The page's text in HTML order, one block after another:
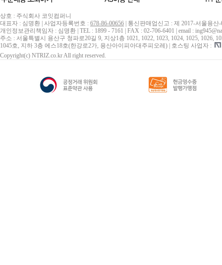
상호 : 주식회사 코잇컴퍼니
대표자 : 심명환 | 사업자등록번호 : 678-86-00656 | 통신판매업신고 : 제 2017-서울용산
개인정보관리책임자 : 심명환 | TEL : 1899 - 7161 | FAX : 02-706-6401 | email :
주소 : 서울특별시 용산구 청파로20길 9, 지상1층 1021, 1022, 1023, 1024, 1025, 1026,
1045호, 지하 3층 에스18호(한강로2가, 용산아이피아대주피오레) | 호스팅 사업자 :
Copyright(c) NTRIZ.co.kr All right reserved.